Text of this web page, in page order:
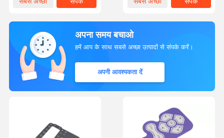
अपना समय बचाओ
हमें आप के साथ सबसे अच्छा उत्पादों से संपर्क करें।
अपनी आवश्यकता दें